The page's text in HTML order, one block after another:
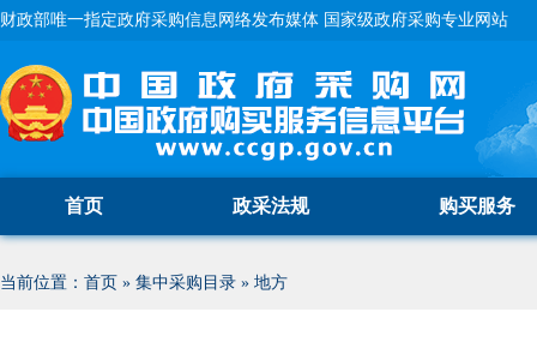
财政部唯一指定政府采购信息网络发布媒体 国家级政府采购专业网站
首页 政采法规 购买服务
当前位置： 首页 » 集中采购目录 » 地方